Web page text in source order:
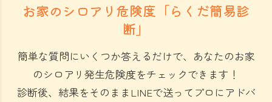
お家のシロアリ危険度「らくだ簡易診
断」
簡単な質問にいくつか答えるだけで、あなたのお家
のシロアリ発生危険度をチェックできます！
診断後、結果をそのままLINEで送ってプロにアドバ